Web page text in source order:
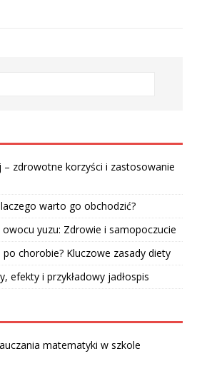
– zdrowotne korzyści i zastosowanie
warto go obchodzić?
owocu yuzu: Zdrowie i samopoczucie
chorobie? Kluczowe zasady diety
efekty i przykładowy jadłospis
matematyki w szkole